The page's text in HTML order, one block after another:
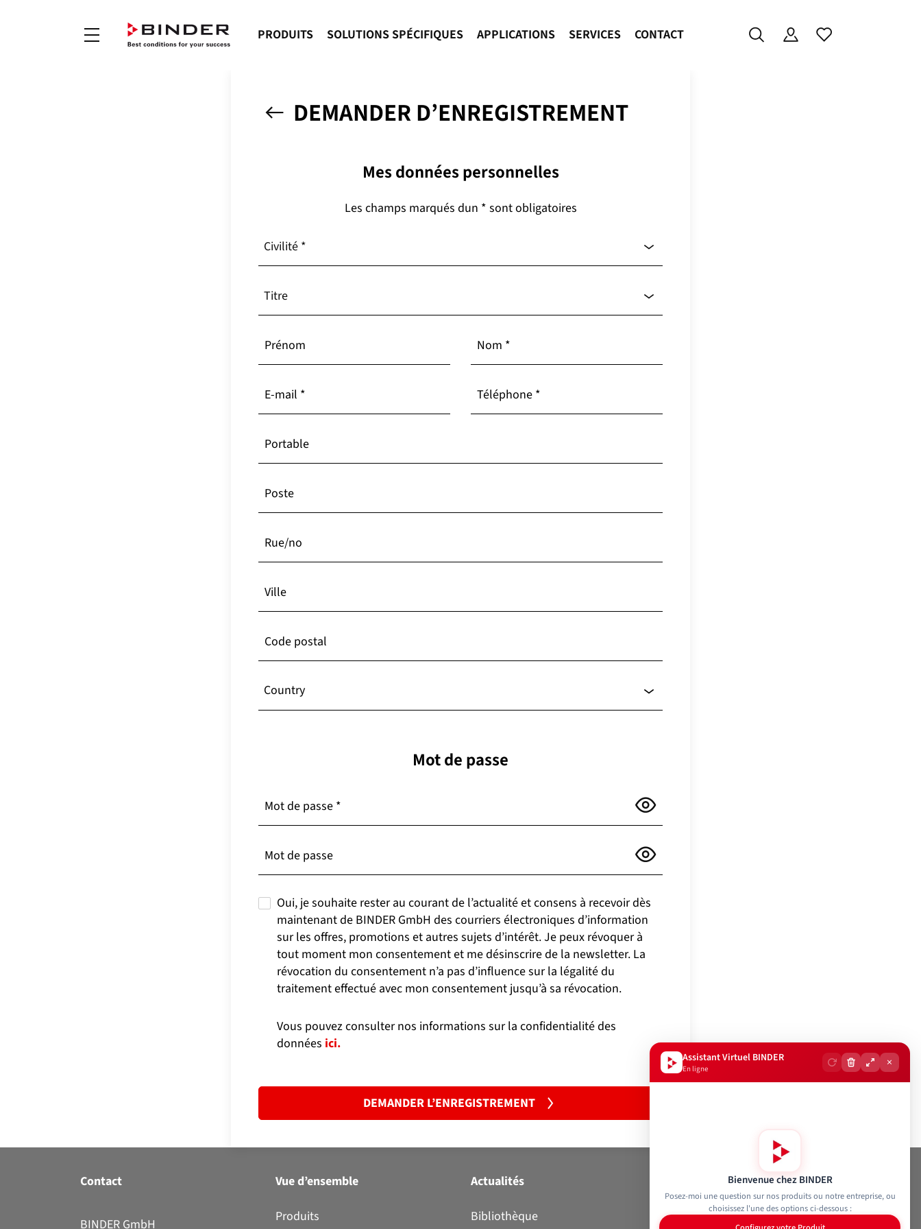
PRODUITS SOLUTIONS SPÉCIFIQUES APPLICATIONS SERVICES CONTACT
DEMANDER D’ENREGISTREMENT
Mes données personnelles
Les champs marqués dun * sont obligatoires
Civilité *
Titre
Prof. Dr.
Prénom Nom *
E-mail * Téléphone *
Portable
Poste
Rue/no
Ville
Code postal
Country
Afghanistan
Albanie
Algérie
Allemagne
Andorre
Anguilla
Antigua-et-Barbuda
Antilles Néerlandaises
Mot de passe
Mot de passe *
Mot de passe
Oui, je souhaite rester au courant de l’actualité et consens à recevoir dès
maintenant de BINDER GmbH des courriers électroniques d’information
sur les offres, promotions et autres sujets d’intérêt. Je peux révoquer à
tout moment mon consentement et me désinscrire de la newsletter. La
révocation du consentement n’a pas d’influence sur la légalité du
traitement effectué avec mon consentement jusqu’à sa révocation.
Vous pouvez consulter nos informations sur la confidentialité des
données ici.
DEMANDER L’ENREGISTREMENT
Contact
BINDER GmbH
Vue d’ensemble
Produits
Actualités
Bibliothèque
Suivez-nous
Assistant Virtuel BINDER
En ligne ×
Bienvenue chez BINDER
Posez-moi une question sur nos produits ou notre entreprise, ou
choisissez l'une des options ci-dessous :